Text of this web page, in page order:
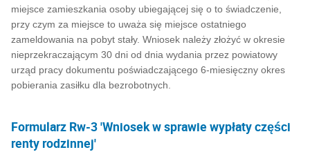
miejsce zamieszkania osoby ubiegającej się o to świadczenie,
przy czym za miejsce to uważa się miejsce ostatniego
zameldowania na pobyt stały. Wniosek należy złożyć w okresie
nieprzekraczającym 30 dni od dnia wydania przez powiatowy
urząd pracy dokumentu poświadczającego 6-miesięczny okres
pobierania zasiłku dla bezrobotnych.
Formularz Rw-3 'Wniosek w sprawie wypłaty części
renty rodzinnej'